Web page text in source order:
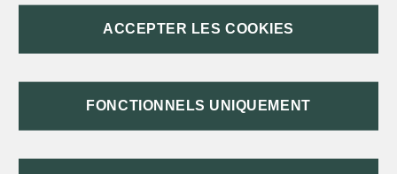
ACCEPTER LES COOKIES
FONCTIONNELS UNIQUEMENT
RETRAITÉ
TEXTES DE RÉFÉRENCE